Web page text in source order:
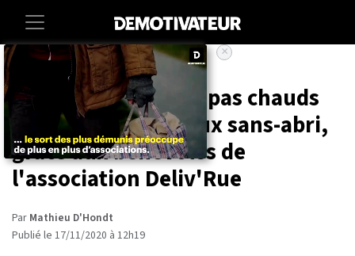
Societe Sante
Montpellier : des repas chauds
et gratuits livrés aux sans-abri,
grâce aux bénévoles de
l'association Deliv'Rue
Par Mathieu D'Hondt
Publié le 17/11/2020 à 12h19
×